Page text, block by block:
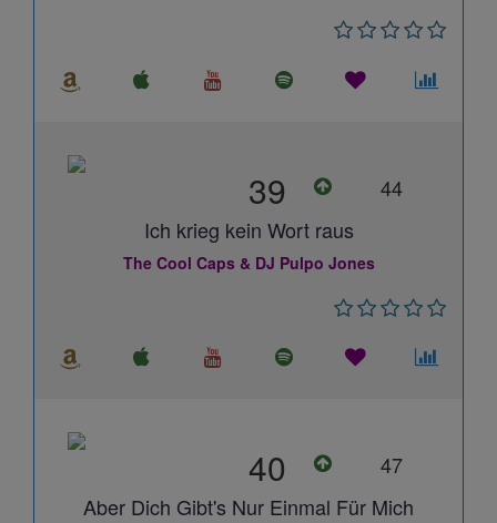
39
44
Ich krieg kein Wort raus
The Cool Caps & DJ Pulpo Jones
40
47
Aber Dich Gibt's Nur Einmal Für Mich